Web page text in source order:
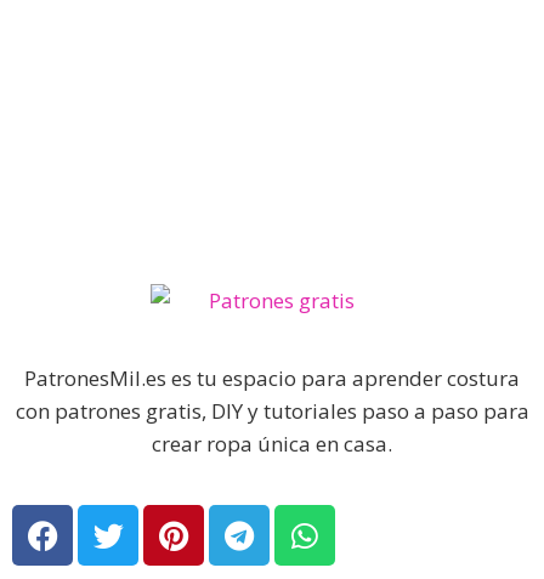
PatronesMil.es es tu espacio para aprender costura
con patrones gratis, DIY y tutoriales paso a paso para
crear ropa única en casa.